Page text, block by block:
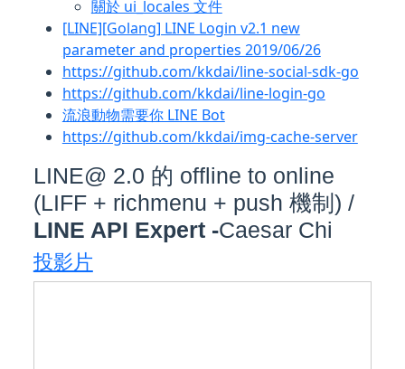
關於 ui_locales 文件
[LINE][Golang] LINE Login v2.1 new
parameter and properties 2019/06/26
https://github.com/kkdai/line-social-sdk-go
https://github.com/kkdai/line-login-go
流浪動物需要你 LINE Bot
https://github.com/kkdai/img-cache-server
LINE@ 2.0 的 offline to online
(LIFF + richmenu + push 機制) /
LINE API Expert -Caesar Chi
投影片